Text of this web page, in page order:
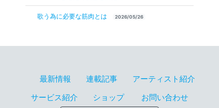
歌う為に必要な筋肉とは 2026/05/26
最新情報 連載記事
アーティスト紹介
サービス紹介
ショップ お問い合わせ